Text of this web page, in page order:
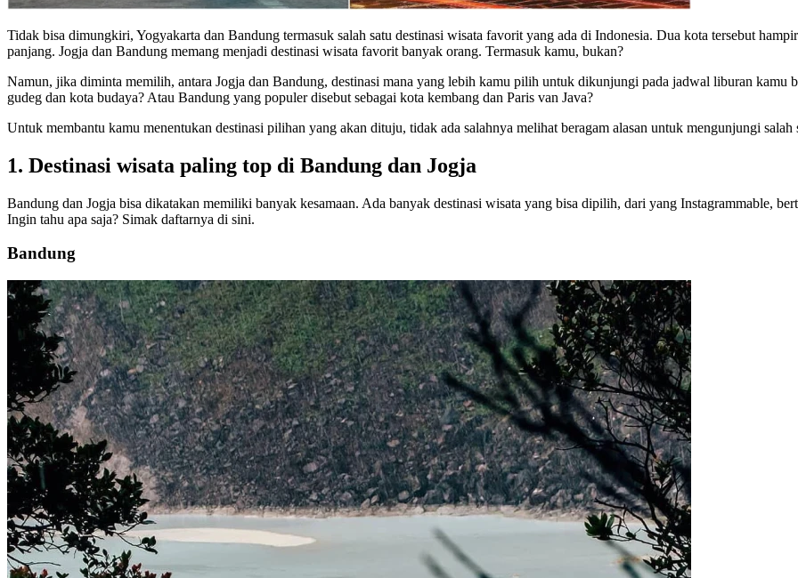
Tidak bisa dimungkiri, Yogyakarta dan Bandung termasuk salah satu destinasi wisata favorit yang ada di Indonesia. Dua kota tersebut
panjang. Jogja dan Bandung memang menjadi destinasi wisata favorit banyak orang. Termasuk kamu, bukan?
Namun, jika diminta memilih, antara Jogja dan Bandung, destinasi mana yang lebih kamu pilih untuk dikunjungi pada jadwal liburan kamu
gudeg dan kota budaya? Atau Bandung yang populer disebut sebagai kota kembang dan Paris van Java?
Untuk membantu kamu menentukan destinasi pilihan yang akan dituju, tidak ada salahnya melihat beragam alasan untuk mengunjungi salah
1. Destinasi wisata paling top di Bandung dan Jogja
Bandung dan Jogja bisa dikatakan memiliki banyak kesamaan. Ada banyak destinasi wisata yang bisa dipilih, dari yang Instagrammable,
Ingin tahu apa saja? Simak daftarnya di sini.
Bandung